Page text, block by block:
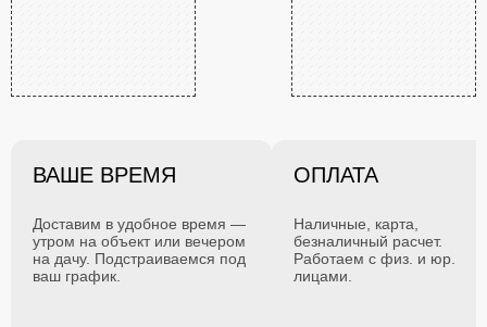
ВАШЕ ВРЕМЯ
Доставим в удобное время —
утром на объект или вечером
на дачу. Подстраиваемся под
ваш график.
ОПЛАТА
Наличные, карта,
безналичный расчет.
Работаем с физ. и юр.
лицами.